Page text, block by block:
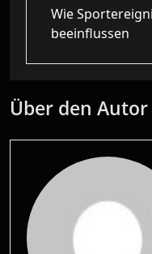
Wie
beeinflussen
Über den Autor